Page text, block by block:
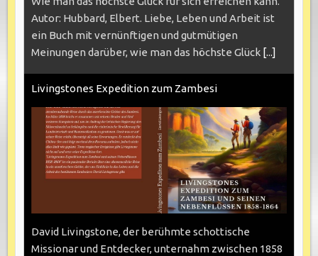
Autor: Hubbard, Elbert. Liebe, Leben und Arbeit ist
ein Buch mit vernünftigen und gutmütigen
Meinungen darüber, wie man das höchste Glück [...]
Livingstones Expedition zum Zambesi
David Livingstone, der berühmte schottische
Missionar und Entdecker, unternahm zwischen 1858